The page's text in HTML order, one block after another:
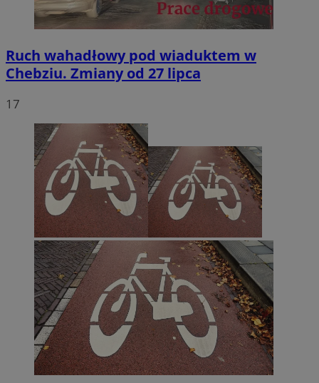
Ruch wahadłowy pod wiaduktem w
Chebziu. Zmiany od 27 lipca
17